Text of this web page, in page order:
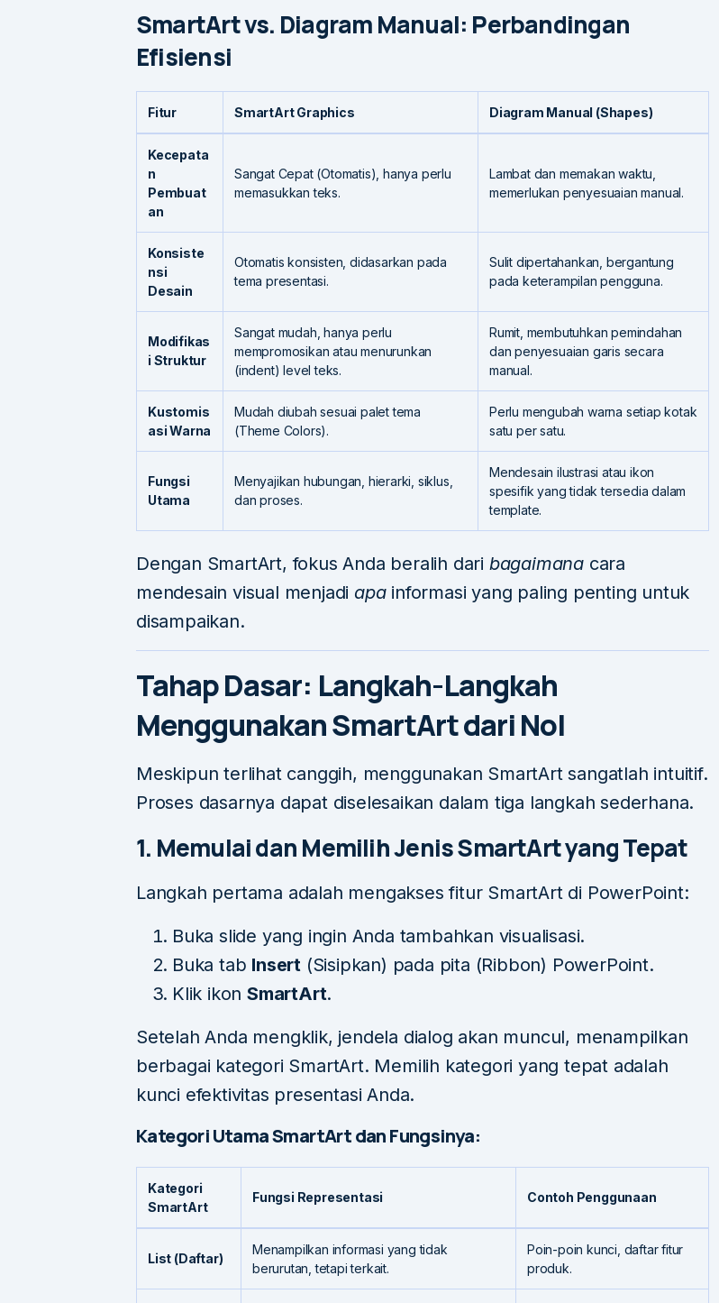
SmartArt vs. Diagram Manual: Perbandingan
Efisiensi
Fitur SmartArt Graphics Diagram Manual (Shapes)
Kecepata
n
Pembuat
an
Sangat Cepat (Otomatis), hanya perlu
memasukkan teks.
Lambat dan memakan waktu,
memerlukan penyesuaian manual.
Konsiste
nsi
Desain
Otomatis konsisten, didasarkan pada
tema presentasi.
Sulit dipertahankan, bergantung
pada keterampilan pengguna.
Modifikas
i Struktur
Sangat mudah, hanya perlu
mempromosikan atau menurunkan
(indent) level teks.
Rumit, membutuhkan pemindahan
dan penyesuaian garis secara
manual.
Kustomis
asi Warna
Mudah diubah sesuai palet tema
(Theme Colors).
Perlu mengubah warna setiap kotak
satu per satu.
Fungsi
Utama
Menyajikan hubungan, hierarki, siklus,
dan proses.
Mendesain ilustrasi atau ikon
spesifik yang tidak tersedia dalam
template.
Dengan SmartArt, fokus Anda beralih dari bagaimana cara
mendesain visual menjadi apainformasi yang paling penting untuk
disampaikan.
Tahap Dasar: Langkah-Langkah
Menggunakan SmartArt dari Nol
Meskipun terlihat canggih, menggunakan SmartArt sangatlah intuitif.
Proses dasarnya dapat diselesaikan dalam tiga langkah sederhana.
1. Memulai dan Memilih Jenis SmartArt yang Tepat
Langkah pertama adalah mengakses fitur SmartArt di PowerPoint:
Buka slide yang ingin Anda tambahkan visualisasi.
Buka tab Insert (Sisipkan) pada pita (Ribbon) PowerPoint.
Klik ikon SmartArt.
Setelah Anda mengklik, jendela dialog akan muncul, menampilkan
berbagai kategori SmartArt. Memilih kategori yang tepat adalah
kunci efektivitas presentasi Anda.
Kategori Utama SmartArt dan Fungsinya:
Kategori
SmartArt
Fungsi Representasi Contoh Penggunaan
List (Daftar)
Menampilkan informasi yang tidak
berurutan, tetapi terkait.
Poin-poin kunci, daftar fitur
produk.